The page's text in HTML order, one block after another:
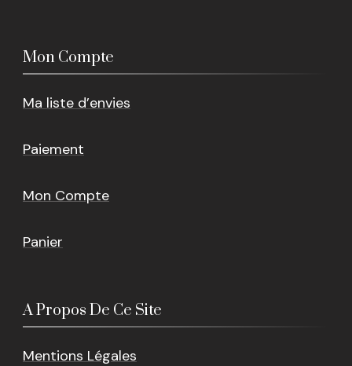
Mon Compte
Ma liste d’envies
Paiement
Mon Compte
Panier
A Propos De Ce Site
Mentions Légales